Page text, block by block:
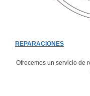
REPARACIONES
Ofrecemos un servicio de